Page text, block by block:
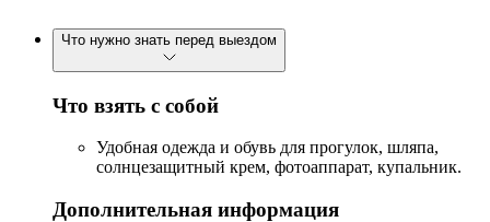
Что нужно знать перед выездом
Что взять с собой
Удобная одежда и обувь для прогулок, шляпа,
солнцезащитный крем, фотоаппарат, купальник.
Дополнительная информация